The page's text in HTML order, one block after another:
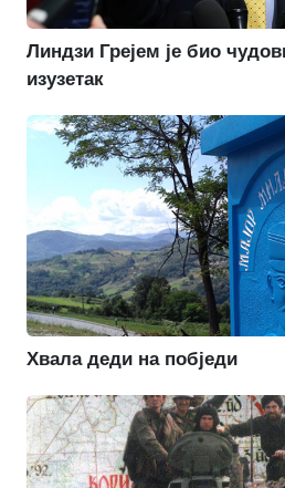
Линдзи Грејем је био
изузетак
Хвала деди на побједи